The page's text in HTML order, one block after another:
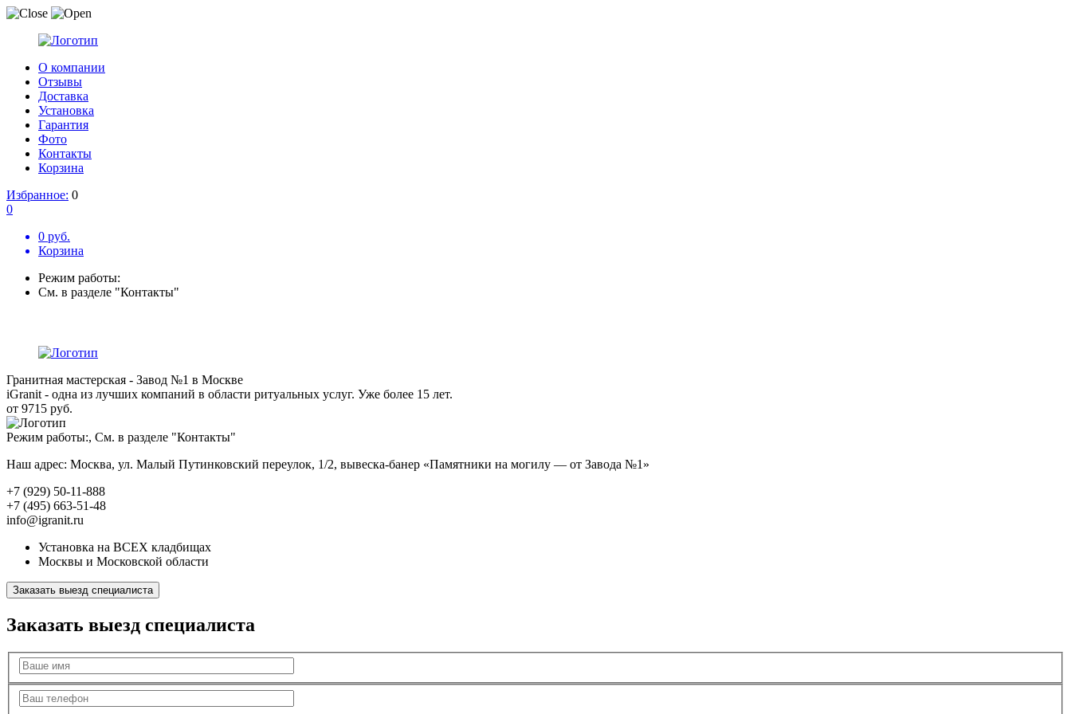
О компании
Отзывы
Доставка
Установка
Гарантия
Фото
Контакты
Корзина
Избранное: 0
0
0 руб.
Корзина
Режим работы:
См. в разделе "Контакты"
Гранитная мастерская - Завод №1 в Москве
iGranit - одна из лучших компаний в области ритуальных услуг. Уже более 15 лет.
от 9715 руб.
Режим работы:, См. в разделе "Контакты"
Наш адрес: Москва, ул. Малый Путинковский переулок, 1/2, вывеска-банер «Памятники на могилу — от Завода №1»
+7 (929) 50-11-888
+7 (495) 663-51-48
info@igranit.ru
Установка на ВСЕХ кладбищах
Москвы и Московской области
Заказать выезд специалиста
Заказать выезд специалиста